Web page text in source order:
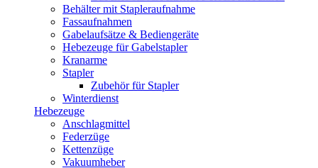
Behälter mit Stapleraufnahme
Fassaufnahmen
Gabelaufsätze & Bediengeräte
Hebezeuge für Gabelstapler
Kranarme
Stapler
Zubehör für Stapler
Winterdienst
Hebezeuge
Anschlagmittel
Federzüge
Kettenzüge
Vakuumheber